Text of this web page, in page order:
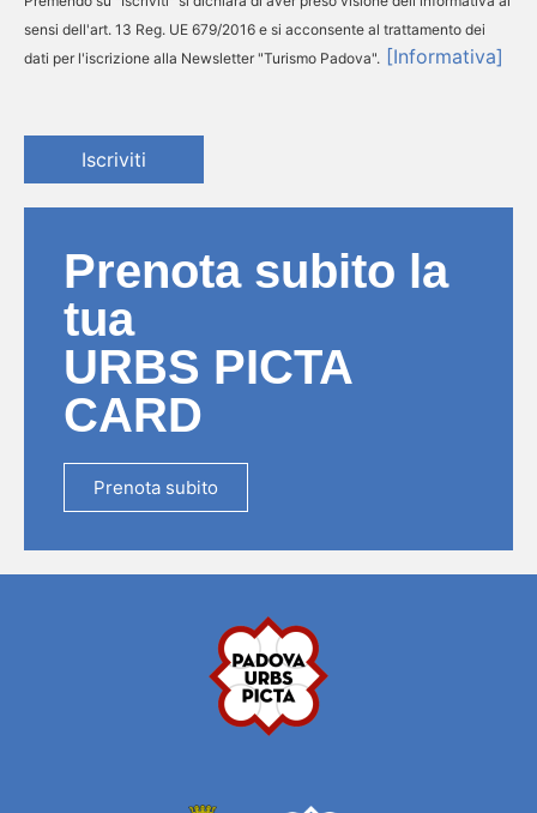
sensi dell'art. 13 Reg. UE 679/2016 e si acconsente al trattamento dei
dati per l'iscrizione alla Newsletter "Turismo Padova". [Informativa]
Iscriviti
Prenota subito la
tua
URBS PICTA
CARD
Prenota subito